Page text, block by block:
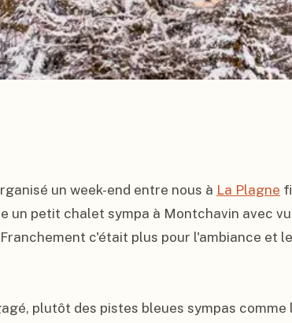
un week-end entre nous à La Plagne
un petit chalet sympa à Montchavin avec
c'était plus pour l'ambiance et
plutôt des pistes bleues sympas comme